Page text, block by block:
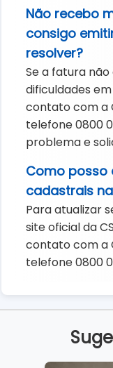
Não recebo
consigo
resolver?
Se a fatura
dificuldades
contato com a
telefone 0800
problema e
Como posso
cadastrais
Para atualizar
site oficial da
contato com a
telefone 0800